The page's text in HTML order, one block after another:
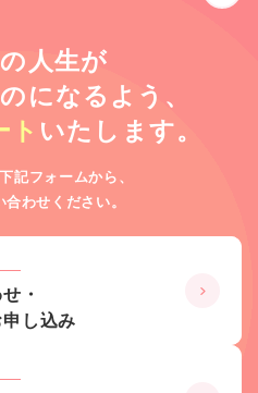
人生が
になるよう、
ト いたします。
記フォームから、
わせください。
・
し込み